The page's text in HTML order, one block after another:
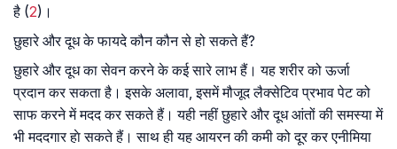
है (2)।
छुहारे और दूध के फायदे कौन कौन से हो सकते हैं?
छुहारे और दूध का सेवन करने के कई सारे लाभ हैं। यह शरीर को ऊर्जा
प्रदान कर सकता है। इसके अलावा, इसमें मौजूद लैक्सेटिव प्रभाव पेट को
साफ करने में मदद कर सकते हैं। यही नहीं छुहारे और दूध आंतों की समस्या में
भी मददगार हाे सकते हैं। साथ ही यह आयरन की कमी को दूर कर एनीमिया